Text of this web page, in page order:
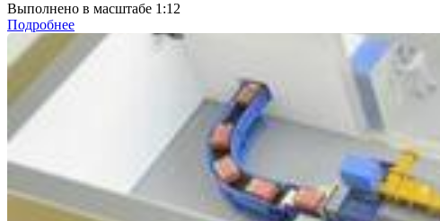
Выполнено в масштабе 1:12
Подробнее